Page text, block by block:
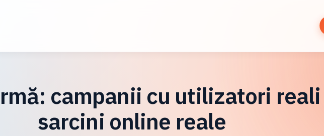
campanii cu utilizatori
sarcini online reale